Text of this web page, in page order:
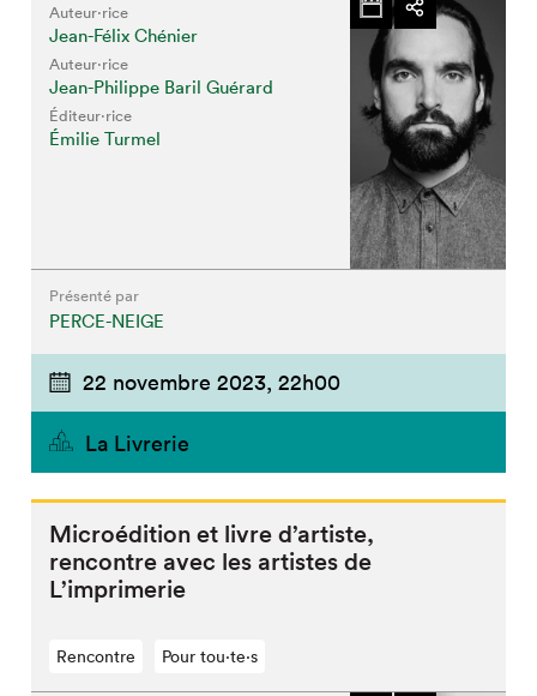
Auteur·rice
Jean-Félix Chénier
Auteur·rice
Jean-Philippe Baril Guérard
Éditeur·rice
Émilie Turmel
Présenté par
PERCE-NEIGE
22 novembre 2023, 22h00
La Livrerie
Microédition et livre d’artiste,
rencontre avec les artistes de
L’imprimerie
Rencontre Pour tou⋅te⋅s